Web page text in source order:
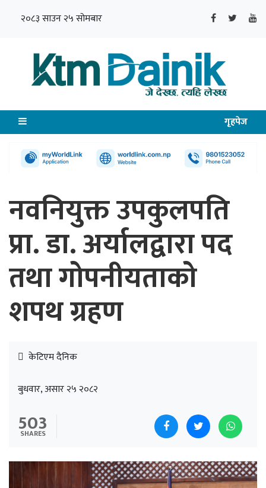
२०८३ साउन २५ सोमबार
गृहपेज
नवनियुक्त उपकुलपति
प्रा. डा. अर्यालद्वारा पद
तथा गोपनीयताको
शपथ ग्रहण
केटिएम दैनिक
बुधवार, असार २५ २०८२
503
SHARES